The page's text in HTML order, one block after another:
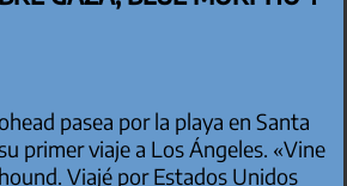
pasea por la playa en Santa
primer viaje a Los Ángeles. «Vine
Viajé por Estados Unidos